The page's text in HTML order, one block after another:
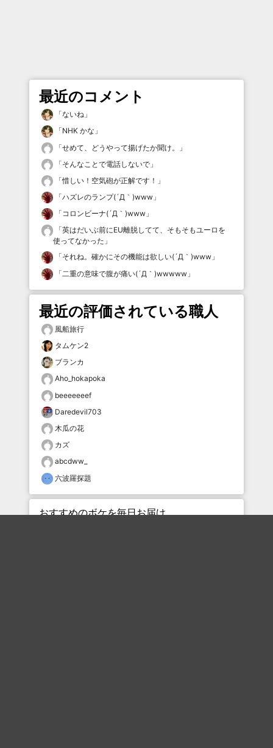
最近のコメント
「ないね 」
「NHK かな 」
「せめて、どうやって揚げたか聞け。
」
「そんなことで電話しないで 」
「惜しい！空気砲が正解です！ 」
「ハズレのランプ(´Д｀)www 」
「コロンビーナ(´Д｀)www 」
「英はだいぶ前にEU離脱してて、そもそもユーロを
使ってなかった 」
「それね。確かにその機能は欲しい(´Д｀)www 」
「二重の意味で腹が痛い(´Д｀)wwwww 」
最近の評価されている職人
風船旅行
タムケン2
ブランカ
Aho_hokapoka
beeeeeeef
Daredevil703
木瓜の花
カズ
abcdww_
六波羅探題
おすすめのボケを毎日お届け